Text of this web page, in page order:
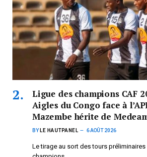
Ligue des champions CAF
Aigles du Congo face à
Mazembe hérite de
BY LE HAUTPANEL 6 AOÛT 2026
Le tirage au sort des tours